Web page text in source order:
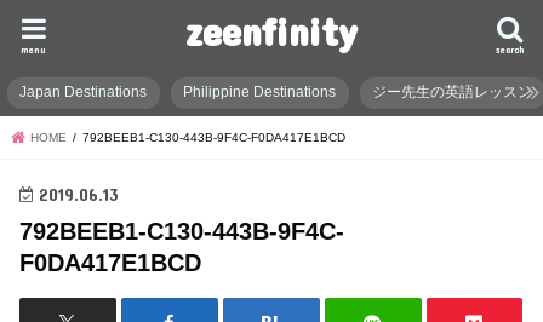
zeenfinity search
menu
Japan Destinations Philippine Destinations ジー先生の英語レッスン
HOME 792BEEB1-C130-443B-9F4C-F0DA417E1BCD
2019.06.13
792BEEB1-C130-443B-9F4C-
F0DA417E1BCD